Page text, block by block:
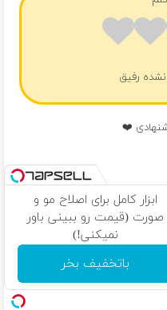
رفیق
❤️
ابزار کامل برای اصلاح مو و
صورت (قیمت رو ببینی باور
نمیکنی!)
باتخفیف بخر